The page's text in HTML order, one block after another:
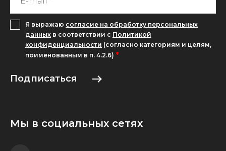
Я выражаю согласие на обработку персональных
данных в соответствии с Политикой
конфиденциальности (согласно категориям и целям,
поименованным в п. 4.2.6) *
Подписаться
Мы в социальных сетях